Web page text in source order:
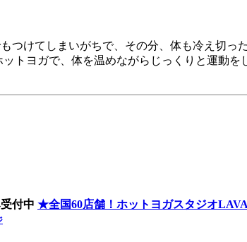
つけてしまいがちで、その分、体も冷え切
トヨガで、体を温めながらじっくりと運動
付中 ★全国60店舗！ホットヨガスタジオ